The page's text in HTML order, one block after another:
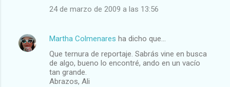
24 de marzo de 2009 a las 13:56
Martha Colmenares ha dicho que…
Que ternura de reportaje. Sabrás vine en busca
de algo, bueno lo encontré, ando en un vacío
tan grande.
Abrazos, Ali